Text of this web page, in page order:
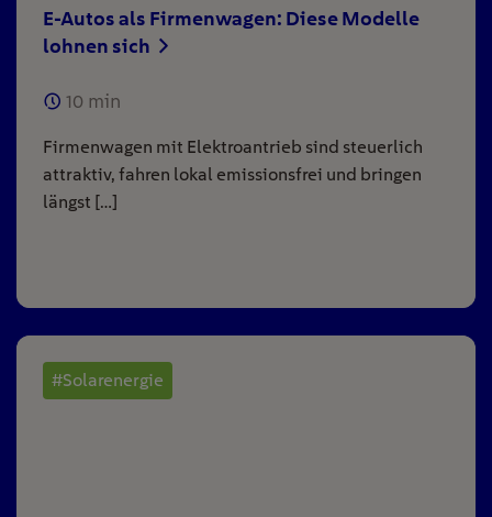
E-Autos als Firmenwagen: Diese Modelle
lohnen sich
10 min
Firmenwagen mit Elektroantrieb sind steuerlich
attraktiv, fahren lokal emissionsfrei und bringen
längst […]
#Solarenergie